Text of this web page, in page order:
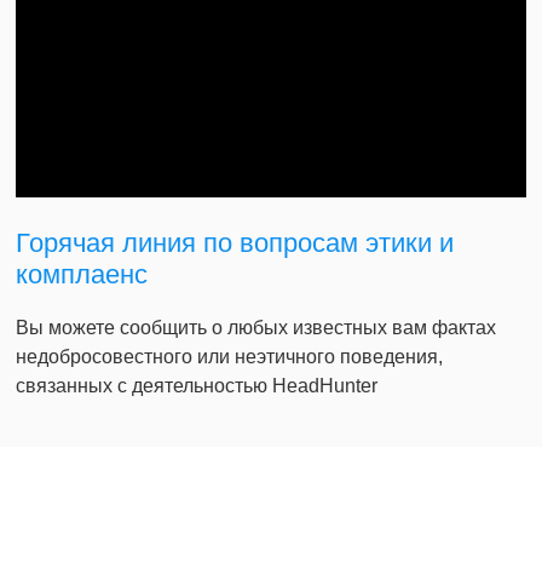
Горячая линия по вопросам этики и
комплаенс
Вы можете сообщить о любых известных вам фактах
недобросовестного или неэтичного поведения,
связанных с деятельностью HeadHunter